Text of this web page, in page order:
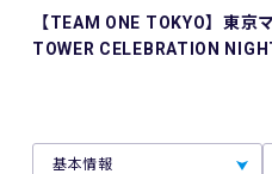
【TEAM ONE TOKYO】東京
TOWER CELEBRATION
基本情報